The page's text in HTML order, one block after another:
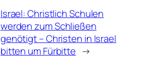
Israel: Christlich Schulen
werden zum Schließen
genötigt – Christen in Israel
bitten um Fürbitte →